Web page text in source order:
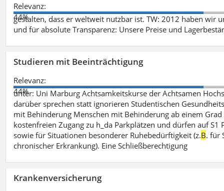
Relevanz:
44%
gestalten, dass er weltweit nutzbar ist. TW: 2012 haben wir
und für absolute Transparenz: Unsere Preise und
Studieren mit Beeinträchtigung
Relevanz:
44%
unter: Uni Marburg Achtsamkeitskurse der Achtsamen
darüber sprechen statt ignorieren Studentischen
mit Behinderung Menschen mit Behinderung ab einem
kostenfreien Zugang zu h_da Parkplätzen und dürfen auf
sowie für Situationen besonderer Ruhebedürftigkeit (z.B. für
chronischer Erkrankung). Eine Schließberechtigung
Krankenversicherung